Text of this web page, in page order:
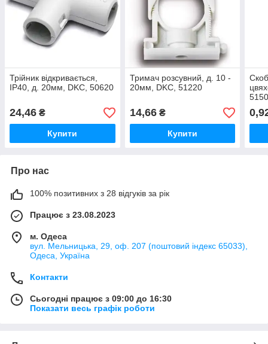
Трійник відкривається,
IP40, д. 20мм, DKC, 50620
24,46 ₴
Купити
Тримач розсувний, д. 10 -
20мм, DKC, 51220
14,66₴
Купити
Про нас
100% позитивних з 28 відгуків за рік
Працює з 23.08.2023
м. Одеса
вул. Мельницька, 29, оф. 207 (поштовий індекс 65033),
Одеса, Україна
Контакти
Сьогодні працює з 09:00 до 16:30
Показати весь графік роботи